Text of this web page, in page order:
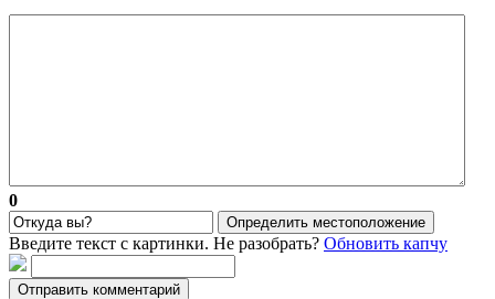
0
Определить местоположение
Введите текст с картинки. Не разобрать? Обновить капчу
Отправить комментарий